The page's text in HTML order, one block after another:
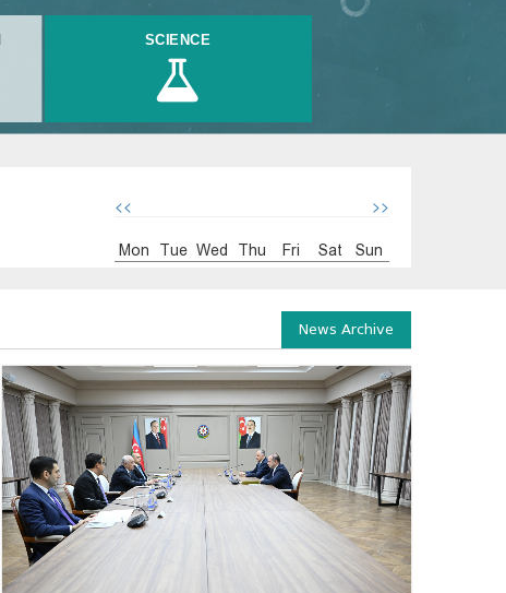
SCIENCE
<< >>
Mon Tue Wed Thu Fri Sat Sun
News Archive